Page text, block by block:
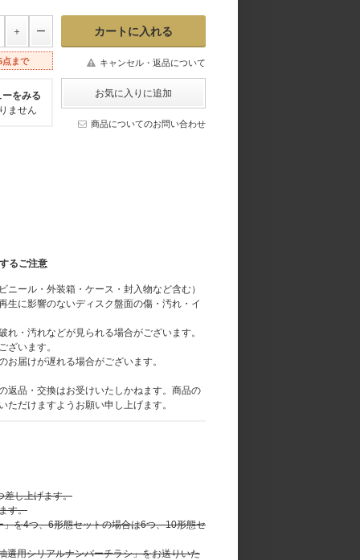
点まで キャンセル・返品について
をみる
ません
商品についてのお問い合わせ
るご注意
ール・外装箱・ケース・封入物など含む）
生に影響のないディスク盤面の傷・汚れ・イ
・汚れなどが見られる場合がございます。
ざいます。
届けが遅れる場合がございます。
返品・交換はお受けいたしかねます。商品の
だけますようお願い申し上げます。
差し上げます。
す。
を4つ、6形態セットの場合は6つ、10形態セ
用シリアルナンバーチラシ」をお送りいた